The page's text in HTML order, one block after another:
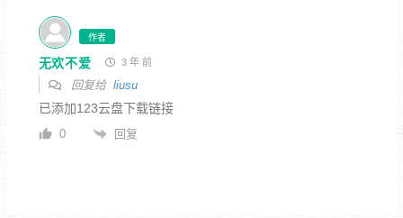
作者
无欢不爱 3 年 前
回复给 liusu
已添加123云盘下载链接
0 回复